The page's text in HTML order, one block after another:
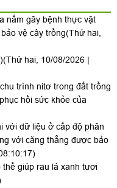
nấm gây bệnh thực vật
vệ cây trồng(Thứ hai,
(Thứ hai, 10/08/2026 |
trình nitơ trong đất trồng
hồi sức khỏe của
với dữ liệu ở cấp độ phân
với căng thẳng được bảo
thể giúp rau lá xanh tươi